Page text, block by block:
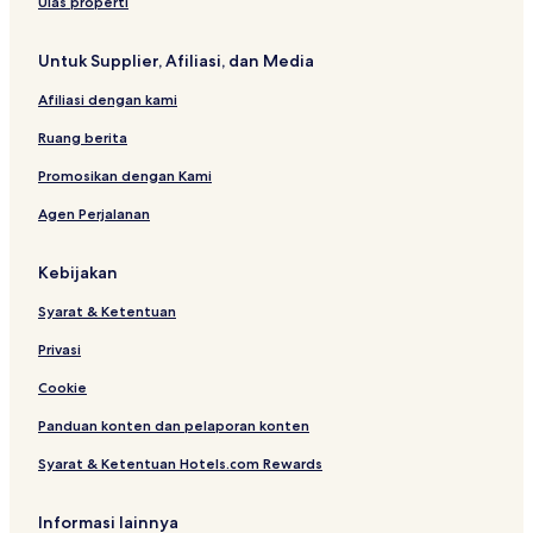
h
3
B
a
c
h
n
Untuk Supplier, Afiliasi, dan Media
Afiliasi dengan kami
Ruang berita
Promosikan dengan Kami
Agen Perjalanan
Kebijakan
Syarat & Ketentuan
Privasi
Cookie
Panduan konten dan pelaporan konten
Syarat & Ketentuan Hotels.com Rewards
Informasi lainnya